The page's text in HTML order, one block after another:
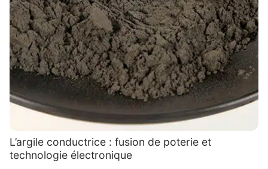
L’argile conductrice : fusion de poterie et
technologie électronique